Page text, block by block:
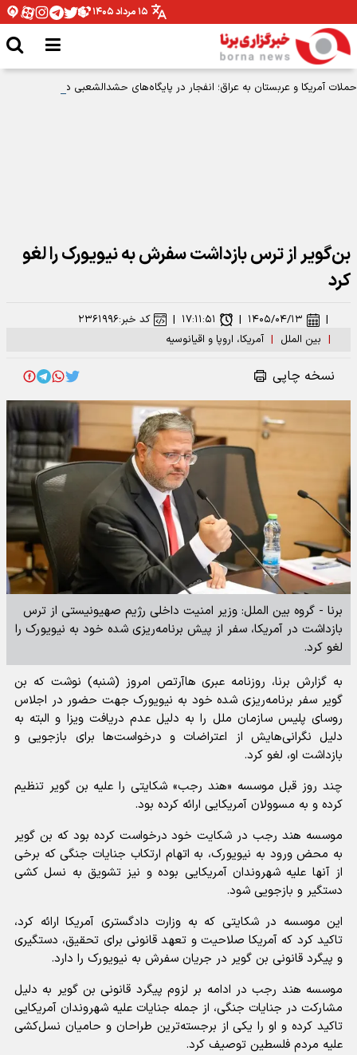
۱۵ مرداد ۱۴۰۵
حملات آمریکا و عربستان به عراق؛ انفجار در پایگاه‌های حشدالشعبی در کربلا، بصره و
بن‌گویر از ترس بازداشت سفرش به نیویورک را لغو
کرد
| بین الملل | آمریکا، اروپا و اقیانوسیه
| ۱۴۰۵/۰۴/۱۳ | ۱۷:۱۱:۵۱ | کد خبر:۲۳۶۱۹۹۶
نسخه چاپی
برنا - گروه بین الملل: وزیر امنیت داخلی رژیم صهیونیستی از ترس
بازداشت در آمریکا، سفر از پیش برنامه‌ریزی شده خود به نیویورک را
لغو کرد.
به گزارش برنا، روزنامه عبری هاآرتص امروز (شنبه) نوشت که بن
گویر سفر برنامه‌ریزی شده خود به نیویورک جهت حضور در اجلاس
روسای پلیس سازمان ملل را به دلیل عدم دریافت ویزا و البته به
دلیل نگرانی‌هایش از اعتراضات و درخواست‌ها برای بازجویی و
بازداشت او، لغو کرد.
چند روز قبل موسسه «هند رجب» شکایتی را علیه بن گویر تنظیم
کرده و به مسوولان آمریکایی ارائه کرده بود.
موسسه هند رجب در شکایت خود درخواست کرده بود که بن گویر
به محض ورود به نیویورک، به اتهام ارتکاب جنایات جنگی که برخی
از آنها علیه شهروندان آمریکایی بوده و نیز تشویق به نسل کشی
دستگیر و بازجویی شود.
این موسسه در شکایتی که به وزارت دادگستری آمریکا ارائه کرد،
تاکید کرد که آمریکا صلاحیت و تعهد قانونی برای تحقیق، دستگیری
و پیگرد قانونی بن گویر در جریان سفرش به نیویورک را دارد.
موسسه هند رجب در ادامه بر لزوم پیگرد قانونی بن گویر به دلیل
مشارکت در جنایات جنگی، از جمله جنایات علیه شهروندان آمریکایی
تاکید کرده و او را یکی از برجسته‌ترین طراحان و حامیان نسل‌کشی
علیه مردم فلسطین توصیف کرد.